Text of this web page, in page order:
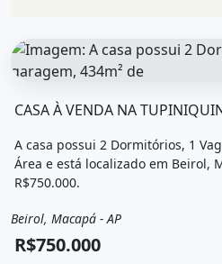
CASA À VENDA NA
A casa possui 2 Dormitórios, 1
Área e está localizado em Beirol,
R$750.000.
Venda Casa
Beirol, Macapá - AP
R$750.000